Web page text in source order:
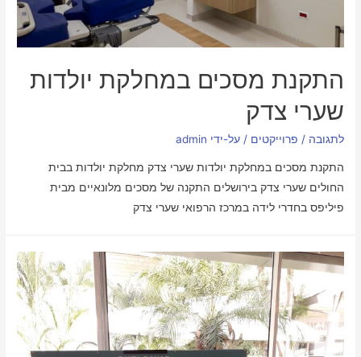
התקנת מסכים במחלקת יולדות
שערי צדק
לתגובה / פרוייקטים / על-ידי admin
התקנת מסכים במחלקת יולדות שערי צדק מחלקת יולדות בבית
החולים שערי צדק בירושלים התקנה של מסכים מלונאיים מבית
פיליפס בחדרי לידה במרכז הרפואי שערי צדק